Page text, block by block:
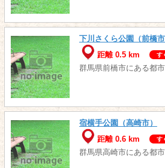
下川さくら公園（前橋市
距離 0.5 km
す
群馬県前橋市にある都
宿横手公園（高崎市）
距離 0.6 km
す
群馬県高崎市にある都